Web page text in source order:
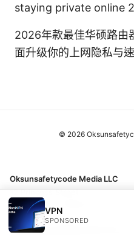
staying private online
2026年款最佳华硕路由
面升级你的上网隐私与
VPN
SPONSORED
© 2026
Oksunsafetycode Media LLC
12 Princess Street
Manchester, England, M1 1AE
GB
hello@oksunsafetycode.com